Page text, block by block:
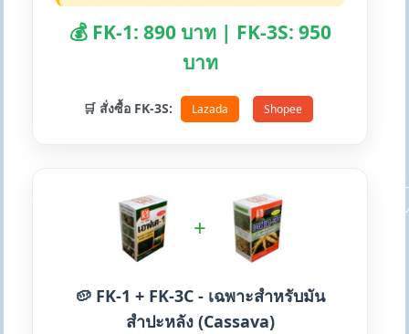
💰 FK-1: 890 บาท | FK-3S: 950
บาท
🛒 สั่งซื้อ FK-3S: Lazada Shopee
+
🥔 FK-1 + FK-3C - เฉพาะสำหรับมัน
สำปะหลัง (Cassava)